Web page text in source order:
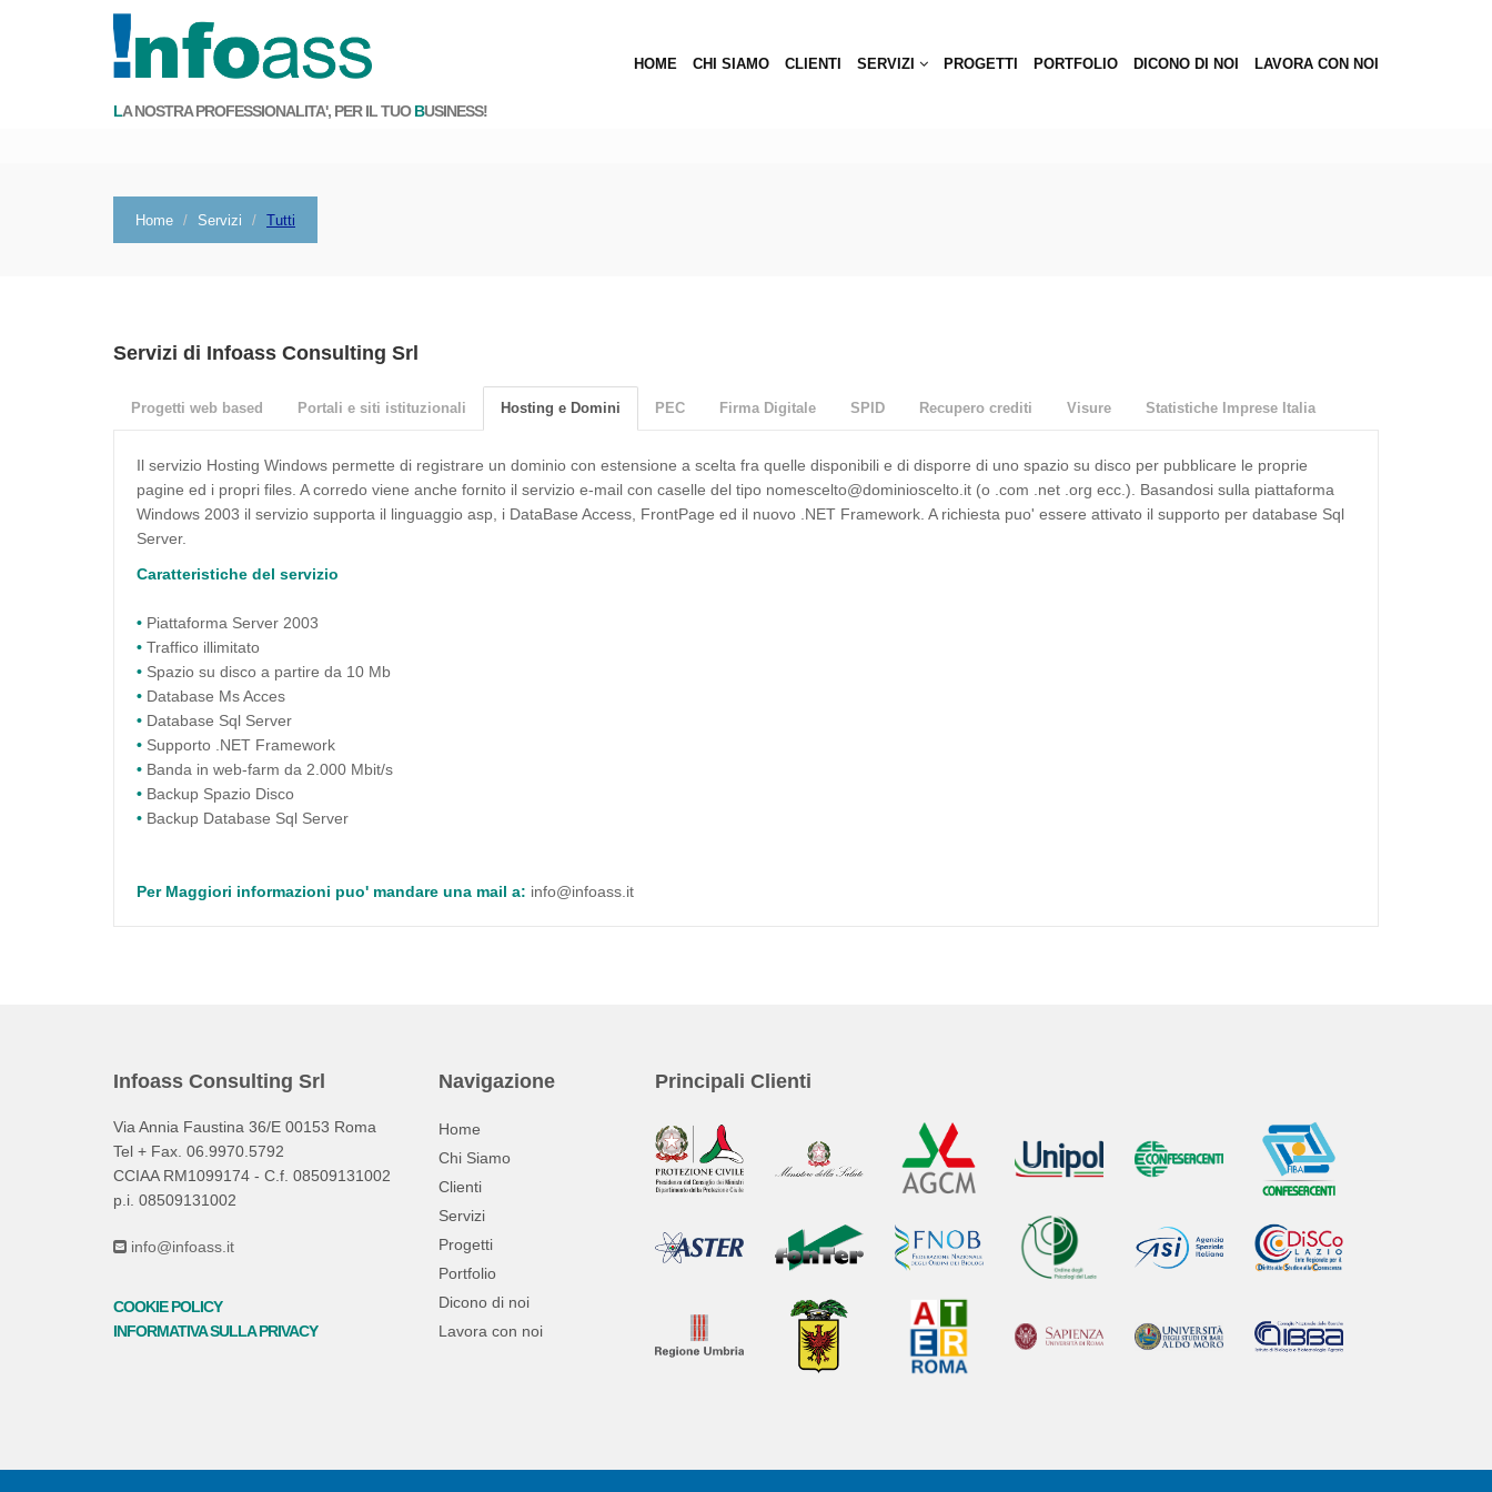
LA NOSTRA PROFESSIONALITA', PER IL TUOBUSINESS!
HOME CHI SIAMO CLIENTI SERVIZI PROGETTI PORTFOLIO DICONO DI NOI LAVORA CON NOI
Home Servizi Tutti
Servizi di Infoass Consulting Srl
Progetti web based Portali e siti istituzionali Hosting e Domini PEC Firma Digitale SPID Recupero crediti Visure Statistiche Imprese Italia
Il servizio Hosting Windows permette di registrare un dominio con estensione a scelta fra quelle disponibili e di disporre di uno spazio su disco per pubblicare le proprie
pagine ed i propri files. A corredo viene anche fornito il servizio e-mail con caselle del tipo nomescelto@dominioscelto.it (o .com .net .org ecc.). Basandosi sulla piattaforma
Windows 2003 il servizio supporta il linguaggio asp, i DataBase Access, FrontPage ed il nuovo .NET Framework. A richiesta puo' essere attivato il supporto per database Sql
Server.
Caratteristiche del servizio
• Piattaforma Server 2003
• Traffico illimitato
• Spazio su disco a partire da 10 Mb
• Database Ms Acces
• Database Sql Server
• Supporto .NET Framework
• Banda in web-farm da 2.000 Mbit/s
• Backup Spazio Disco
• Backup Database Sql Server
Per Maggiori informazioni puo' mandare una mail a: info@infoass.it
Infoass Consulting Srl
Via Annia Faustina 36/E 00153 Roma
Tel + Fax. 06.9970.5792
CCIAA RM1099174 - C.f. 08509131002
p.i. 08509131002
info@infoass.it
COOKIE POLICY
INFORMATIVA SULLA PRIVACY
Navigazione
Home
Chi Siamo
Clienti
Servizi
Progetti
Portfolio
Dicono di noi
Lavora con noi
Principali Clienti